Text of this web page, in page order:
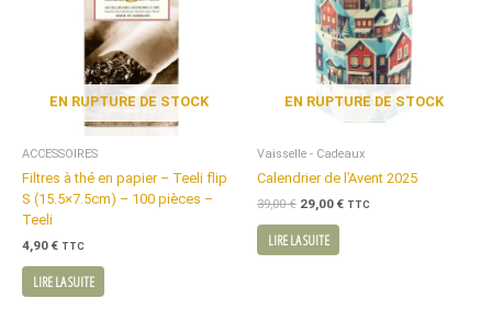
EN RUPTURE DE STOCK
ACCESSOIRES
Filtres à thé en papier – Teeli flip
S (15.5×7.5cm) – 100 pièces –
Teeli
4,90 € TTC
LIRE LA SUITE
EN RUPTURE DE STOCK
Vaisselle - Cadeaux
Calendrier de l’Avent 2025
39,00€ 29,00 € TTC
LIRE LA SUITE